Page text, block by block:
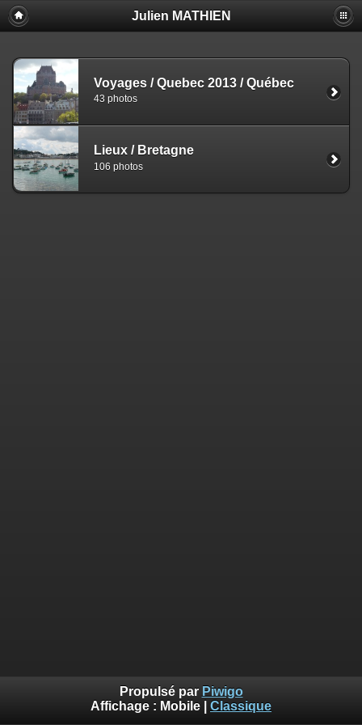
Julien MATHIEN
Voyages /Quebec 2013 /Québec
43 photos
Lieux / Bretagne
106 photos
Propulsé par Piwigo
Affichage : Mobile Classique